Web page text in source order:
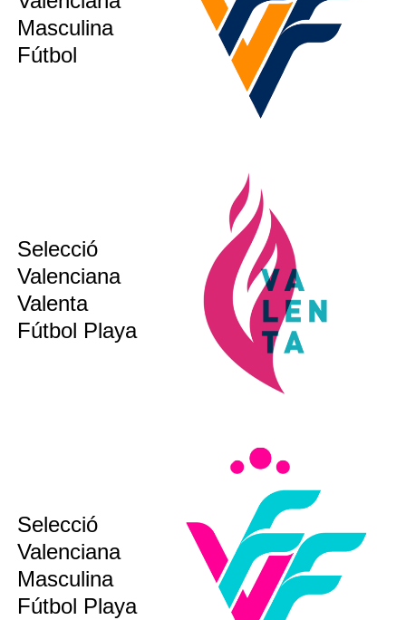
Masculina
Fútbol
CUP
Selecció
Valenciana
Valenta
Fútbol Playa
17
20
Selecció
Valenciana
Masculina
Fútbol Playa